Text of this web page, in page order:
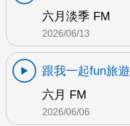
六月淡季 FM
2026/06/13
跟我一起fun旅遊
六月 FM
2026/06/06